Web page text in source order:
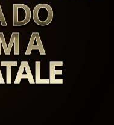
DO
A